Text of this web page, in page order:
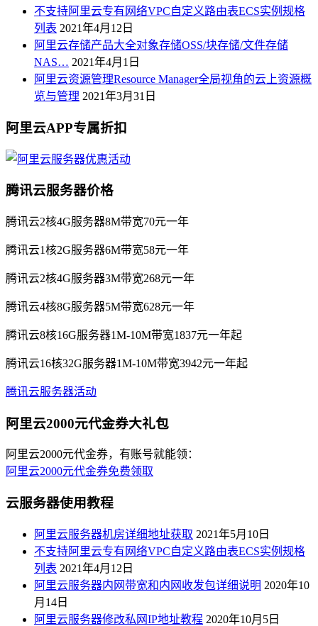
不支持阿里云专有网络VPC自定义路由表ECS实例规格
列表 2021年4月12日
阿里云存储产品大全对象存储OSS/块存储/文件存储
NAS… 2021年4月1日
阿里云资源管理Resource Manager全局视角的云上资源概
览与管理 2021年3月31日
阿里云APP专属折扣
腾讯云服务器价格
腾讯云2核4G服务器8M带宽70元一年
腾讯云1核2G服务器6M带宽58元一年
腾讯云2核4G服务器3M带宽268元一年
腾讯云4核8G服务器5M带宽628元一年
腾讯云8核16G服务器1M-10M带宽1837元一年起
腾讯云16核32G服务器1M-10M带宽3942元一年起
腾讯云服务器活动
阿里云2000元代金券大礼包
阿里云2000元代金券，有账号就能领：
阿里云2000元代金券免费领取
云服务器使用教程
阿里云服务器机房详细地址获取 2021年5月10日
不支持阿里云专有网络VPC自定义路由表ECS实例规格
列表 2021年4月12日
阿里云服务器内网带宽和内网收发包详细说明 2020年10
月14日
阿里云服务器修改私网IP地址教程 2020年10月5日